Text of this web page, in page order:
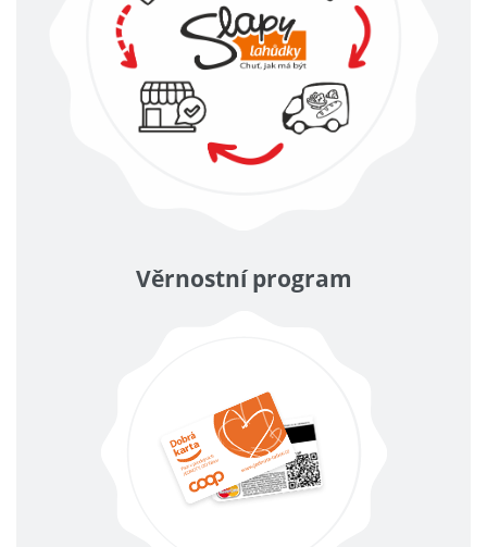
Věrnostní program